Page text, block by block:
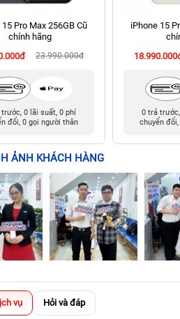
15 Pro Max 256GB Cũ
chính hãng
23.990.000đ
0 lãi suất, 0 phí
đổi, 0 gọi người thân
iPhone 15
0 trả
chuyển
ẢNH KHÁCH HÀNG
vụ Hỏi và đáp